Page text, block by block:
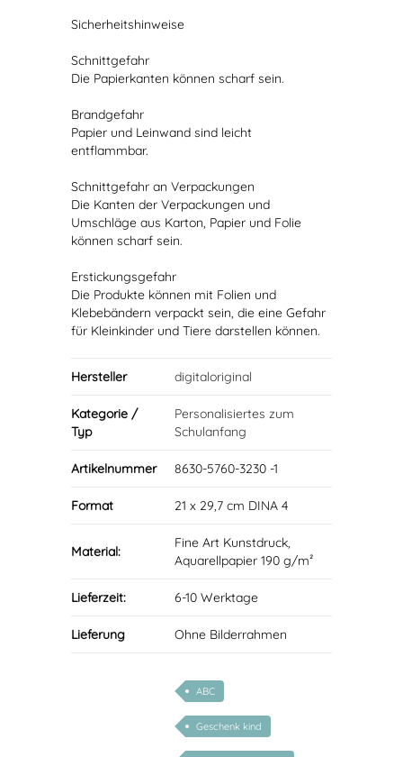
Sicherheitshinweise
Schnittgefahr
Die Papierkanten können scharf sein.
Brandgefahr
Papier und Leinwand sind leicht
entflammbar.
Schnittgefahr an Verpackungen
Die Kanten der Verpackungen und
Umschläge aus Karton, Papier und Folie
können scharf sein.
Erstickungsgefahr
Die Produkte können mit Folien und
Klebebändern verpackt sein, die eine Gefahr
für Kleinkinder und Tiere darstellen können.
Hersteller digitaloriginal
Kategorie /
Typ
Personalisiertes zum
Schulanfang
Artikelnummer 8630-5760-3230 -1
Format 21 x 29,7 cm DINA 4
Material:
Fine Art Kunstdruck,
Aquarellpapier 190 g/m²
Lieferzeit: 6-10 Werktage
Lieferung Ohne Bilderrahmen
ABC
Geschenk kind